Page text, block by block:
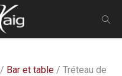
/ Bar et table / Tréteau de